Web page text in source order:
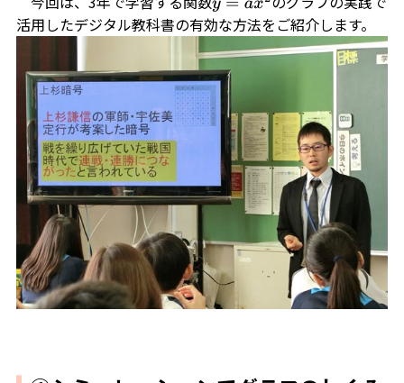
活用したデジタル教科書の有効な方法をご紹介します。